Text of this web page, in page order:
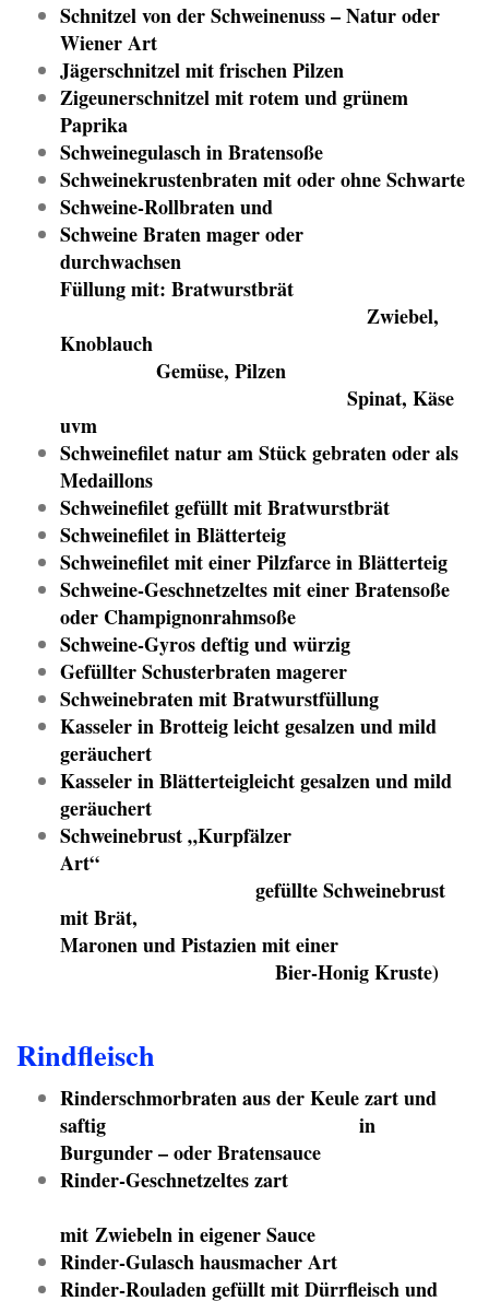
Schnitzel von der Schweinenuss – Natur oder
Wiener Art
Jägerschnitzel mit frischen Pilzen
Zigeunerschnitzel mit rotem und grünem
Paprika
Schweinegulasch in Bratensoße
Schweinekrustenbraten mit oder ohne Schwarte
Schweine-Rollbraten und
Schweine Braten mager oder
durchwachsen
Füllung mit: Bratwurstbrät
Zwiebel,
Knoblauch
Gemüse, Pilzen
Spinat, Käse
uvm
Schweinefilet natur am Stück gebraten oder als
Medaillons
Schweinefilet gefüllt mit Bratwurstbrät
Schweinefilet in Blätterteig
Schweinefilet mit einer Pilzfarce in Blätterteig
Schweine-Geschnetzeltes mit einer Bratensoße
oder Champignonrahmsoße
Schweine-Gyros deftig und würzig
Gefüllter Schusterbraten magerer
Schweinebraten mit Bratwurstfüllung
Kasseler in Brotteig leicht gesalzen und mild
geräuchert
Kasseler in Blätterteigleicht gesalzen und mild
geräuchert
Schweinebrust „Kurpfälzer
Art“
gefüllte Schweinebrust
mit Brät,
Maronen und Pistazien mit einer
Bier-Honig Kruste)
Rindfleisch
Rinderschmorbraten aus der Keule zart und
saftig in
Burgunder – oder Bratensauce
Rinder-Geschnetzeltes zart
mit Zwiebeln in eigener Sauce
Rinder-Gulasch hausmacher Art
Rinder-Rouladen gefüllt mit Dürrfleisch und